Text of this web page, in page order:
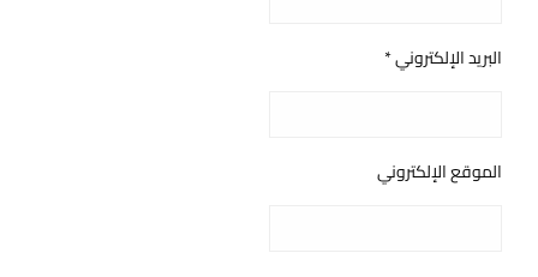
البريد الإلكتروني*
الموقع الإلكتروني